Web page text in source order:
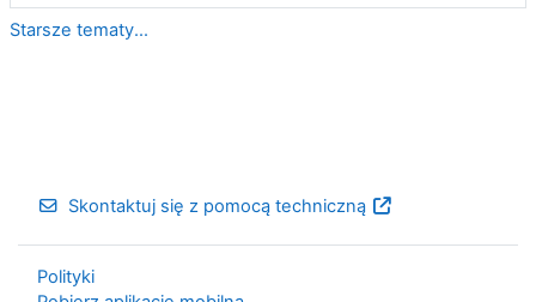
Starsze tematy...
Skontaktuj się z pomocą techniczną
Polityki